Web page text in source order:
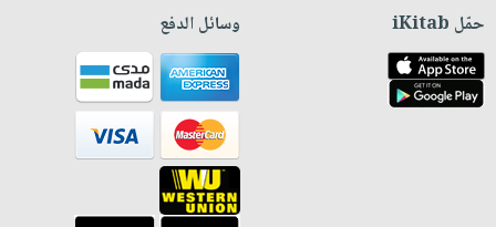
حمّل iKitab وسائل الدفع